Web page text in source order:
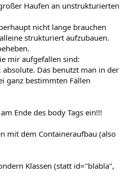
Haufen an unstrukturierten
nicht lange brauchen
strukturiert aufzubauen.
mir aufgefallen sind:
Das benutzt man in der
ganz bestimmten Fällen
Ende des body Tags ein!!!
mit dem Containeraufbau (also
Klassen (statt id="blabla",